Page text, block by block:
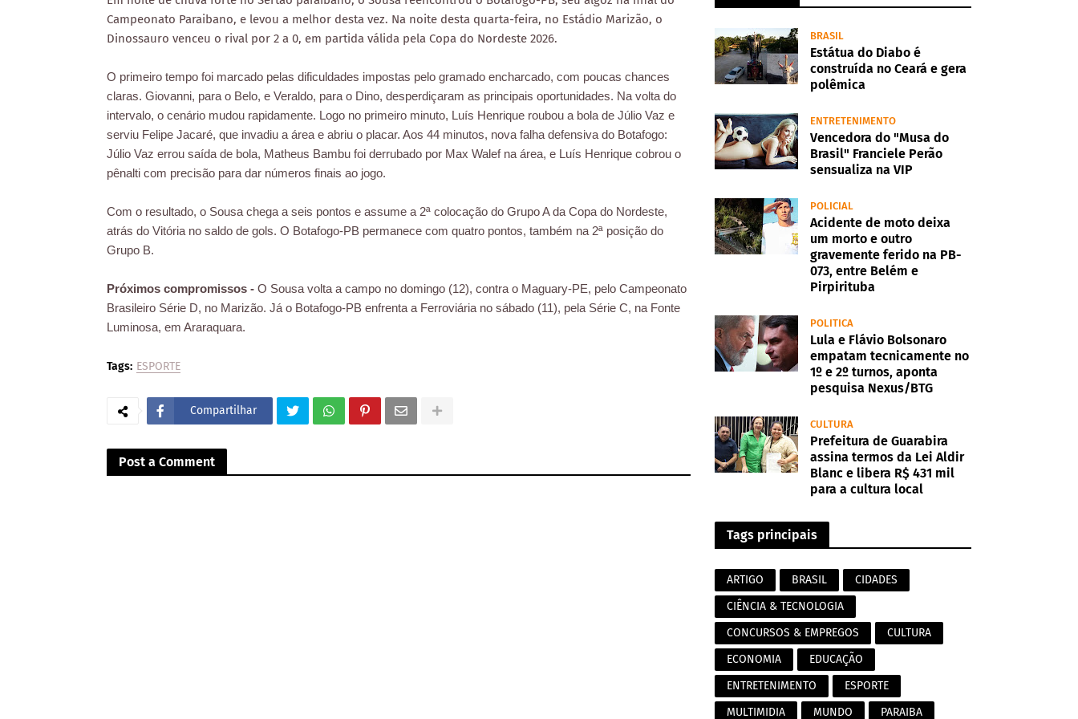
Campeonato Paraibano, e levou a melhor desta vez. Na noite desta quarta-feira, no Estádio Marizão, o
Dinossauro venceu o rival por 2 a 0, em partida válida pela Copa do Nordeste 2026.
O primeiro tempo foi marcado pelas dificuldades impostas pelo gramado encharcado, com poucas chances
claras. Giovanni, para o Belo, e Veraldo, para o Dino, desperdiçaram as principais oportunidades. Na volta do
intervalo, o cenário mudou rapidamente. Logo no primeiro minuto, Luís Henrique roubou a bola de Júlio Vaz e
serviu Felipe Jacaré, que invadiu a área e abriu o placar. Aos 44 minutos, nova falha defensiva do Botafogo:
Júlio Vaz errou saída de bola, Matheus Bambu foi derrubado por Max Walef na área, e Luís Henrique cobrou o
pênalti com precisão para dar números finais ao jogo.
Com o resultado, o Sousa chega a seis pontos e assume a 2ª colocação do Grupo A da Copa do Nordeste,
atrás do Vitória no saldo de gols. O Botafogo-PB permanece com quatro pontos, também na 2ª posição do
Grupo B.
Próximos compromissos - O Sousa volta a campo no domingo (12), contra o Maguary-PE, pelo Campeonato
Brasileiro Série D, no Marizão. Já o Botafogo-PB enfrenta a Ferroviária no sábado (11), pela Série C, na Fonte
Luminosa, em Araraquara.
Tags: ESPORTE
Compartilhar
Post a Comment
BRASIL
Estátua do Diabo é
construída no Ceará e gera
polêmica
ENTRETENIMENTO
Vencedora do "Musa do
Brasil" Franciele Perão
sensualiza na VIP
POLICIAL
Acidente de moto deixa
um morto e outro
gravemente ferido na PB-
073, entre Belém e
Pirpirituba
POLITICA
Lula e Flávio Bolsonaro
empatam tecnicamente no
1º e 2º turnos, aponta
pesquisa Nexus/BTG
CULTURA
Prefeitura de Guarabira
assina termos da Lei Aldir
Blanc e libera R$ 431 mil
para a cultura local
Tags principais
ARTIGO BRASIL
CIDADES
CIÊNCIA & TECNOLOGIA
CONCURSOS & EMPREGOS
CULTURA
ECONOMIA
EDUCAÇÃO
ENTRETENIMENTO
ESPORTE
MULTIMIDIA
MUNDO PARAIBA